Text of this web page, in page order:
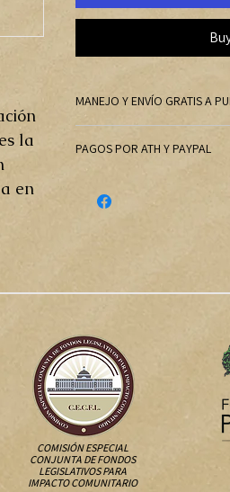
la
en
MANEJO Y ENVÍO GRATIS A
través de:
murraynestor@gmail.com,
adicional del envío.
PAGOS POR ATH Y PAYPAL
tenemos que requerir un
COMISIÓN ESPECIAL
CONJUNTA DE FONDOS
LEGISLATIVOS PARA
IMPACTO COMUNITARIO